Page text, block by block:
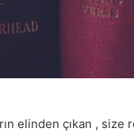
elinden çıkan ,